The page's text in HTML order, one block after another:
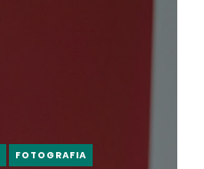
FOTOGRAFIA